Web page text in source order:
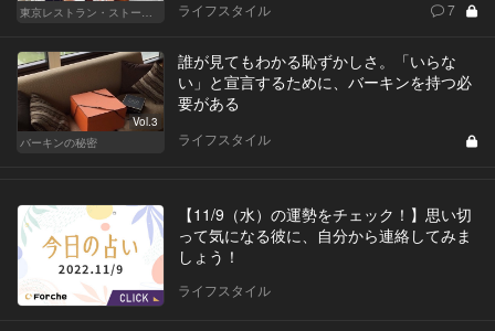
東京レストラン・ストーリー
ライフスタイル 7
Vol.3
バーキンの秘密
誰が見てもわかる恥ずかしさ。「いらな
い」と宣言するために、バーキンを持つ必
要がある
ライフスタイル
【11/9（水）の運勢をチェック！】思い切
って気になる彼に、自分から連絡してみま
しょう！
ライフスタイル